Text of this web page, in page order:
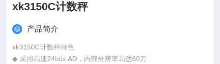
xk3150C计数秤
产品简介
xk3150C计数秤特色
◆ 采用高速24bits AD，内部分辨率高达60万